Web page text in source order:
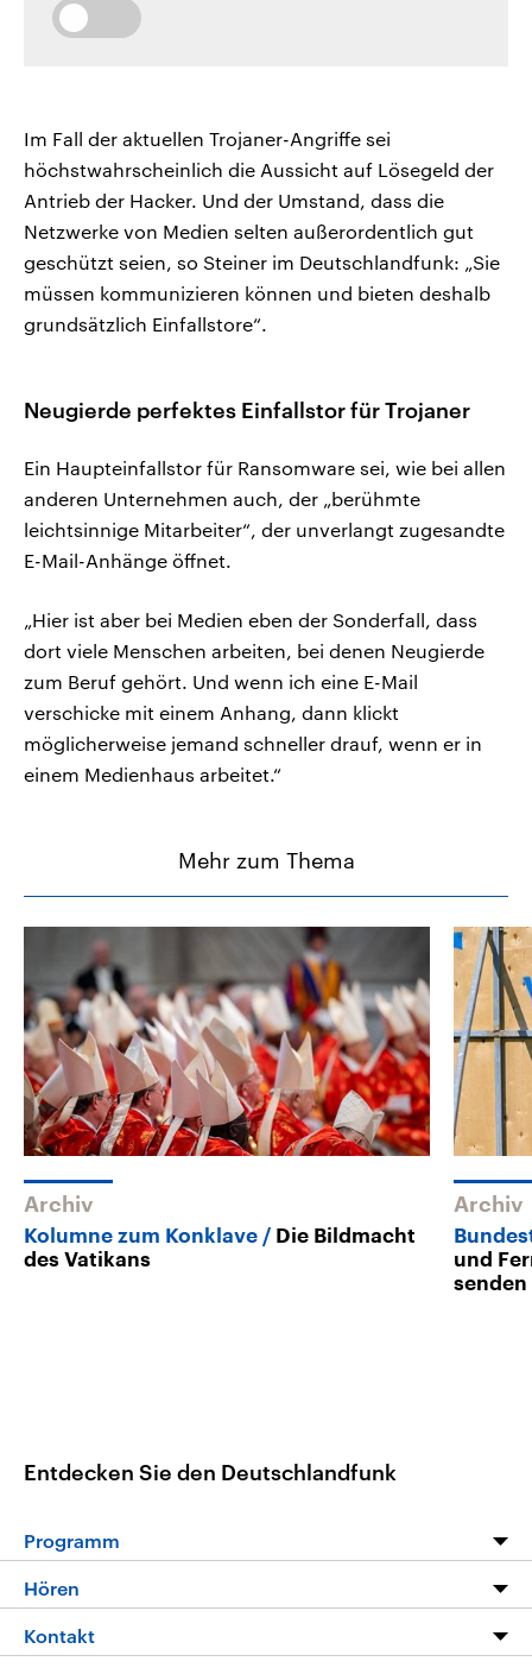
Im Fall der aktuellen Trojaner-Angriffe sei
höchstwahrscheinlich die Aussicht auf Lösegeld der
Antrieb der Hacker. Und der Umstand, dass die
Netzwerke von Medien selten außerordentlich gut
geschützt seien, so Steiner im Deutschlandfunk: „Sie
müssen kommunizieren können und bieten deshalb
grundsätzlich Einfallstore“.
Neugierde perfektes Einfallstor für Trojaner
Ein Haupteinfallstor für Ransomware sei, wie bei allen
anderen Unternehmen auch, der „berühmte
leichtsinnige Mitarbeiter“, der unverlangt zugesandte
E-Mail-Anhänge öffnet.
„Hier ist aber bei Medien eben der Sonderfall, dass
dort viele Menschen arbeiten, bei denen Neugierde
zum Beruf gehört. Und wenn ich eine E-Mail
verschicke mit einem Anhang, dann klickt
möglicherweise jemand schneller drauf, wenn er in
einem Medienhaus arbeitet.“
Mehr zum Thema
Archiv
Kolumne zum Konklave
Die Bildmacht
des Vatikans
Archiv
und
senden
Entdecken Sie den Deutschlandfunk
Programm
Programm
Die Nachrichten
Hören
Livestream
Kontakt